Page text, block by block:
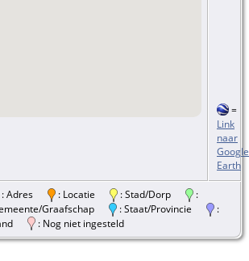
=
Link
naar
Google
Earth
: Adres : Locatie : Stad/Dorp
:
Graafschap
: Staat/Provincie
:
: Nog niet ingesteld